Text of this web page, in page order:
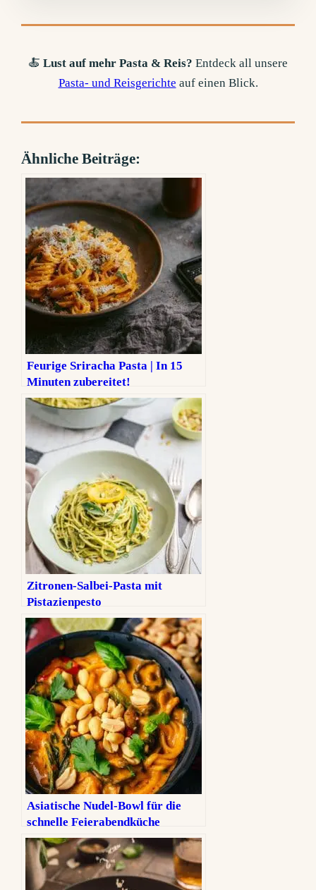
🍝 Lust auf mehr Pasta & Reis? Entdeck all unsere
Pasta- und Reisgerichte auf einen Blick.
Ähnliche Beiträge:
Feurige Sriracha Pasta | In 15
Minuten zubereitet!
Zitronen-Salbei-Pasta mit
Pistazienpesto
Asiatische Nudel-Bowl für die
schnelle Feierabendküche